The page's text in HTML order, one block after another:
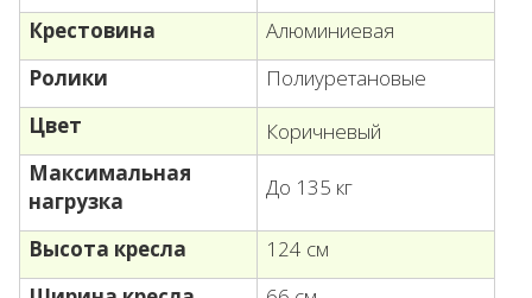
Крестовина
Алюминиевая
Ролики
Полиуретановые
Цвет
Коричневый
Максимальная
нагрузка
До 135 кг
Высота кресла
124 см